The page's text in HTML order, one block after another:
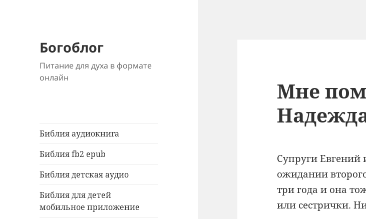
Богоблог
Питание для духа в формате
онлайн
Библия аудиокнига
Библия fb2 epub
Библия детская аудио
Библия для детей
мобильное приложение
Мне
Супруги
ожидании
три года и она
или сестрички.